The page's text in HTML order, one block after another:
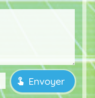
Envoyer